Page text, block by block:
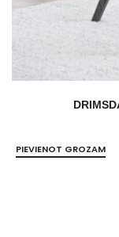
PIEVIENOT GROZAM